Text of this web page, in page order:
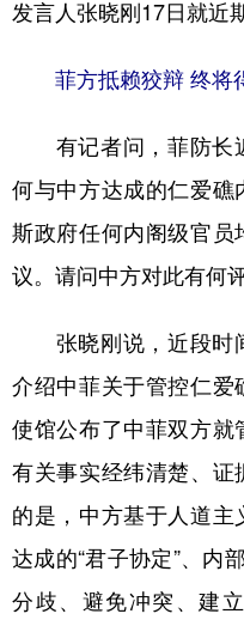
书画
访谈 视频
食品 人居
学术中国 乡村振兴
城市 旅游
彩票 娱乐
公益 一带一路
文化产业
地方频道
北京 天津
发言人张晓刚17日就近
菲方抵赖狡辩 终将
有记者问，菲防长
何与中方达成的仁爱礁
斯政府任何内阁级官员
议。请问中方对此有何
张晓刚说，近段时
介绍中菲关于管控仁爱
使馆公布了中菲双方就
有关事实经纬清楚、证
的是，中方基于人道主
达成的“君子协定”、内
分歧、避免冲突、建